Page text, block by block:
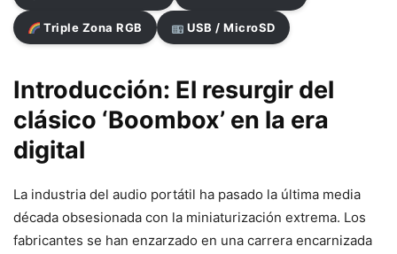
Triple Zona RGB USB / MicroSD
Introducción: El resurgir del
clásico ‘Boombox’ en la era
digital
La industria del audio portátil ha pasado la última media
década obsesionada con la miniaturización extrema. Los
fabricantes se han enzarzado en una carrera encarnizada